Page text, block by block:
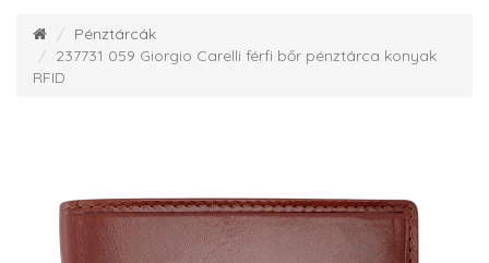
Pénztárcák
237731 059 Giorgio Carelli férfi bőr pénztárca konyak
RFID